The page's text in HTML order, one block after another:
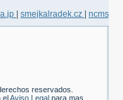
smejkalradek.cz
reservados.
Aviso Legal para mas